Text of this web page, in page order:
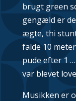
brugt green
gengæld er
ægte, thi
falde 10
pude efter 1
var blevet
Musikken er